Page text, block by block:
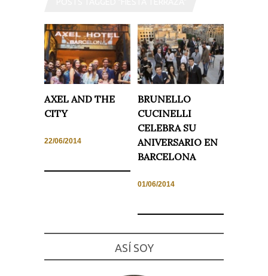
AXEL AND THE
CITY
22/06/2014
BRUNELLO
CUCINELLI
CELEBRA SU
ANIVERSARIO EN
BARCELONA
01/06/2014
ASÍ SOY
cookies no